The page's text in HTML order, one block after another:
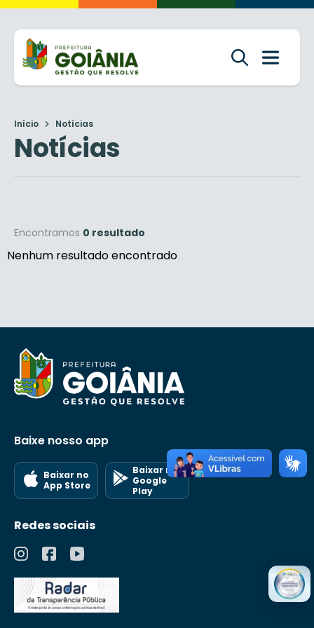
Início Notícias
Notícias
Encontramos 0 resultado
Nenhum resultado encontrado
Baixe nosso app
Baixar no
App Store
Baixar no
Google
Play
Redes sociais